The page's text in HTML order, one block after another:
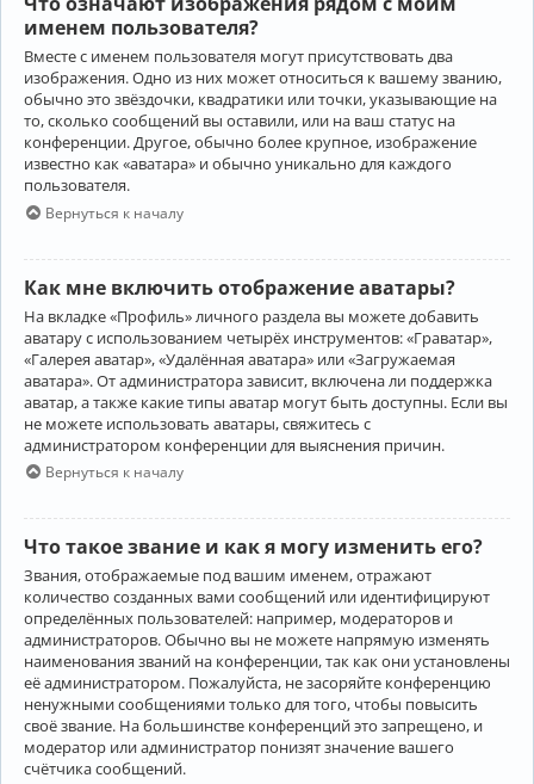
именем пользователя?
Вместе с именем пользователя могут присутствовать два
изображения. Одно из них может относиться к вашему званию,
обычно это звёздочки, квадратики или точки, указывающие на
то, сколько сообщений вы оставили, или на ваш статус на
конференции. Другое, обычно более крупное, изображение
известно как «аватара» и обычно уникально для каждого
пользователя.
Вернуться к началу
Как мне включить отображение аватары?
На вкладке «Профиль» личного раздела вы можете добавить
аватару с использованием четырёх инструментов: «Граватар»,
«Галерея аватар», «Удалённая аватара» или «Загружаемая
аватара». От администратора зависит, включена ли поддержка
аватар, а также какие типы аватар могут быть доступны. Если вы
не можете использовать аватары, свяжитесь с
администратором конференции для выяснения причин.
Вернуться к началу
Что такое звание и как я могу изменить его?
Звания, отображаемые под вашим именем, отражают
количество созданных вами сообщений или идентифицируют
определённых пользователей: например, модераторов и
администраторов. Обычно вы не можете напрямую изменять
наименования званий на конференции, так как они установлены
её администратором. Пожалуйста, не засоряйте конференцию
ненужными сообщениями только для того, чтобы повысить
своё звание. На большинстве конференций это запрещено, и
модератор или администратор понизят значение вашего
счётчика сообщений.